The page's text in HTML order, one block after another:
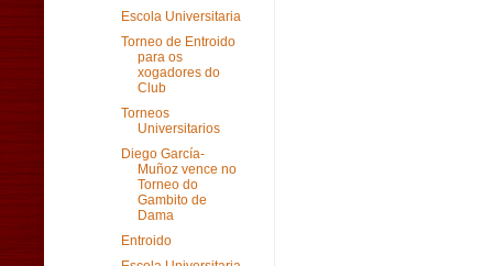
Escola Universitaria
Torneo de Entroido
para os
xogadores do
Club
Torneos
Universitarios
Diego García-
Muñoz vence no
Torneo do
Gambito de
Dama
Entroido